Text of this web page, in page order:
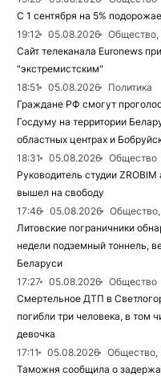
С 1 сентября на 5%
19:12
05.08.2026
Общество,
Сайт телеканала Euronews
"экстремистским"
18:51
05.08.2026
Политика
Граждане РФ смогут
Госдуму на территории
областных центрах и
18:31
05.08.2026
Общество
Руководитель студии
вышел на свободу
17:46
05.08.2026
Общество,
Литовские пограничники
недели подземный тоннель,
Беларуси
17:27
05.08.2026
Общество
Смертельное ДТП в
погибли три человека, в том
девочка
17:11
05.08.2026
Общество,
Таможня сообщила о